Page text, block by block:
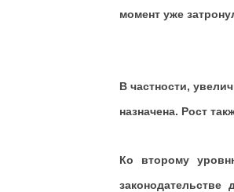
момент уже
В частности,
назначена. Рост
Ко второму